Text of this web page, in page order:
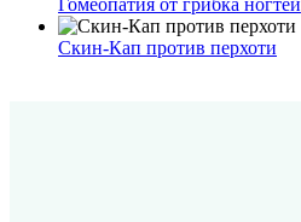
Гомеопатия от грибка ногтей
Скин-Кап против перхоти